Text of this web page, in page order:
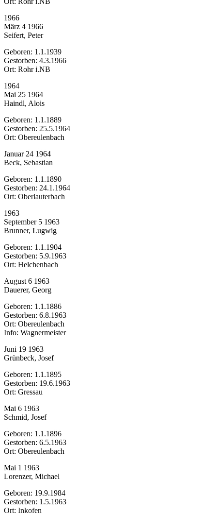
1966
März 4 1966
Seifert, Peter
Geboren: 1.1.1939
Gestorben: 4.3.1966
Ort: Rohr i.NB
1964
Mai 25 1964
Haindl, Alois
Geboren: 1.1.1889
Gestorben: 25.5.1964
Ort: Obereulenbach
Januar 24 1964
Beck, Sebastian
Geboren: 1.1.1890
Gestorben: 24.1.1964
Ort: Oberlauterbach
1963
September 5 1963
Brunner, Lugwig
Geboren: 1.1.1904
Gestorben: 5.9.1963
Ort: Helchenbach
August 6 1963
Dauerer, Georg
Geboren: 1.1.1886
Gestorben: 6.8.1963
Ort: Obereulenbach
Info: Wagnermeister
Juni 19 1963
Grünbeck, Josef
Geboren: 1.1.1895
Gestorben: 19.6.1963
Ort: Gressau
Mai 6 1963
Schmid, Josef
Geboren: 1.1.1896
Gestorben: 6.5.1963
Ort: Obereulenbach
Mai 1 1963
Lorenzer, Michael
Geboren: 19.9.1984
Gestorben: 1.5.1963
Ort: Inkofen